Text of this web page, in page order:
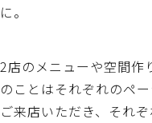
に。
2店のメニューや空間作
のことはそれぞれのペ
ご来店いただき、それ